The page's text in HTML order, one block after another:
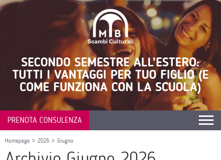
SECONDO SEMESTRE ALL’ESTERO:
TUTTI I VANTAGGI PER TUO FIGLIO (E
COME FUNZIONA CON LA SCUOLA)
PRENOTA CONSULENZA
Homepage > 2026 > Giugno